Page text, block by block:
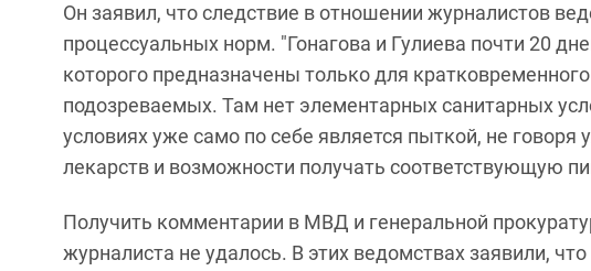
Он заявил, что следствие в отношении журналистов
процессуальных норм. "Гонагова и Гулиева почти 20
которого предназначены только для
подозреваемых. Там нет элементарных санитарных
условиях уже само по себе является пыткой, не
лекарств и возможности получать соответствующую
Получить комментарии в МВД и генеральной
журналиста не удалось. В этих ведомствах заявили,